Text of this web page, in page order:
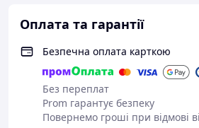
Оплата та гарантії
Безпечна оплата карткою
Без переплат
Prom гарантує безпеку
Повернемо гроші при відмові